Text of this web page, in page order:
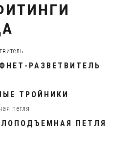
РАЗВЕТВИТЕЛЬ
ТРОЙНИКИ
ПЕТЛЯ